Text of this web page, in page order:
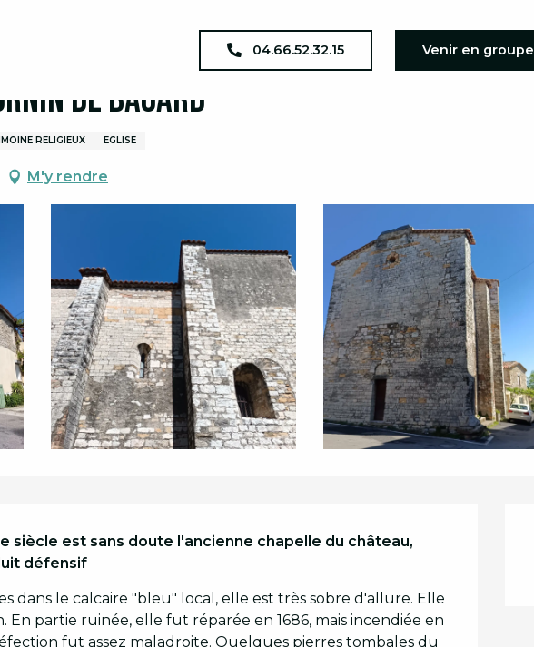
04.66.52.32.15 Venir en groupe
de Bagard
RELIGIEUX EGLISE
M'y rendre
siècle est sans doute l'ancienne chapelle du château,
défensif
dans le calcaire "bleu" local, elle est très sobre d'allure. Elle
En partie ruinée, elle fut réparée en 1686, mais incendiée en
fut assez maladroite. Quelques pierres tombales du